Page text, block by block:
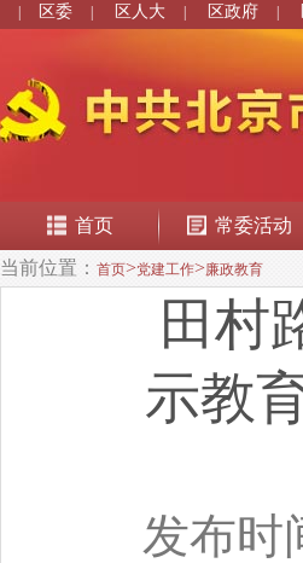
区委 区人大 区政府
首页 常委活动
当前位置： 首页>党建工作>廉政教育
田村
示教
发布时